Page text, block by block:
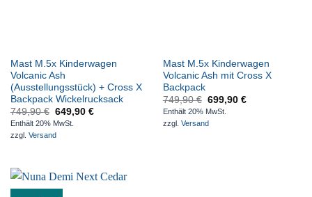
Mast M.5x Kinderwagen
Volcanic Ash
(Ausstellungsstück) + Cross X
Backpack Wickelrucksack
749,90€ 649,90 €
Enthält 20% MwSt.
zzgl. Versand
Mast M.5x Kinderwagen
Volcanic Ash mit Cross X
Backpack
749,90€ 699,90 €
Enthält 20% MwSt.
zzgl. Versand